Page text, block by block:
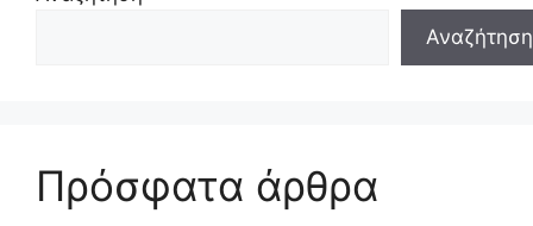
Αναζήτηση
Πρόσφατα άρθρα